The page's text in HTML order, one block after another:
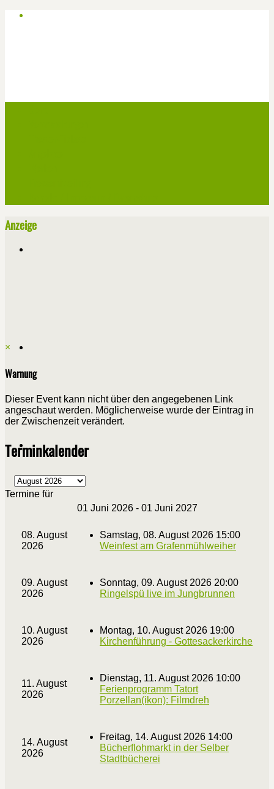
Anzeige
×
Warnung
Dieser Event kann nicht über den angegebenen Link
angeschaut werden. Möglicherweise wurde der Eintrag in
der Zwischenzeit verändert.
Terminkalender
Termine für
01 Juni 2026 - 01 Juni 2027
08. August
2026
Samstag, 08. August 2026 15:00
Weinfest am Grafenmühlweiher
09. August
2026
Sonntag, 09. August 2026 20:00
Ringelspü live im Jungbrunnen
10. August
2026
Montag, 10. August 2026 19:00
Kirchenführung - Gottesackerkirche
11. August
2026
Dienstag, 11. August 2026 10:00
Ferienprogramm Tatort
Porzellan(ikon): Filmdreh
14. August
2026
Freitag, 14. August 2026 14:00
Bücherflohmarkt in der Selber
Stadtbücherei